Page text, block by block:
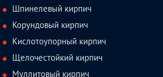
Шпинелевый кирпич
Корундовый кирпич
Кислотоупорный кирпич
Щелочестойкий кирпич
Муллитовый кирпич